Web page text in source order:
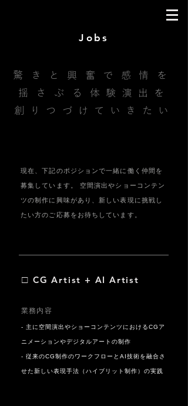
Jobs
驚きと興奮で感情を
揺さぶる 体験演出を
創りつづけていきたい
現在、下記のポジションで一緒に働く仲間を
募集しています。 空間演出やショーコンテン
ツの制作に興味があり、新しい表現に挑戦し
たい方のご応募をお待ちしています。
□CG Artist + AI Artist
業務内容
- 主に空間演出やショーコンテンツにおけるCGア
ニメーションやデジタルアートの制作
- 従来のCG制作のワークフローとAI技術を融合さ
せた新しい表現手法（ハイブリット制作）の実践